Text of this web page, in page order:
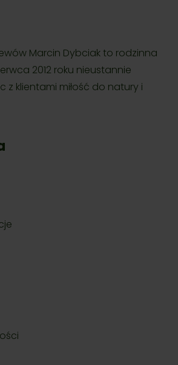
Marcin Dybciak to rodzinna
2012 roku nieustannie
z klientami miłość do natury i